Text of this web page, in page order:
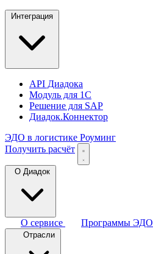
Интеграция
API Диадока
Модуль для 1С
Решение для SAP
Диадок.Коннектор
ЭДО в логистике Роуминг
Получить расчёт
О Диадок
О сервисе Программы ЭДО
Отрасли